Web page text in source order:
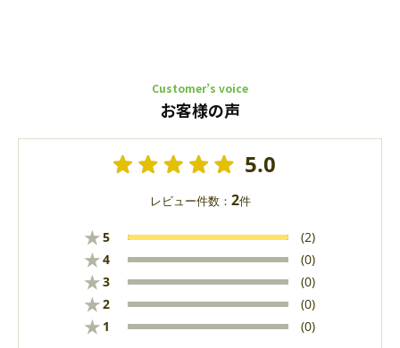
Customer’s voice
お客様の声
5.0
レビュー件数： 2件
★5 (2)
★4 (0)
★3 (0)
★2 (0)
★ 1 (0)